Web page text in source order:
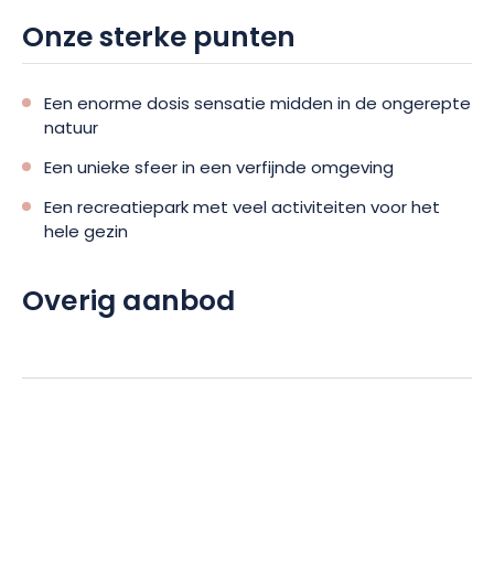
Onze sterke punten
Een enorme dosis sensatie midden in de ongerepte
natuur
Een unieke sfeer in een verfijnde omgeving
Een recreatiepark met veel activiteiten voor het
hele gezin
Overig aanbod